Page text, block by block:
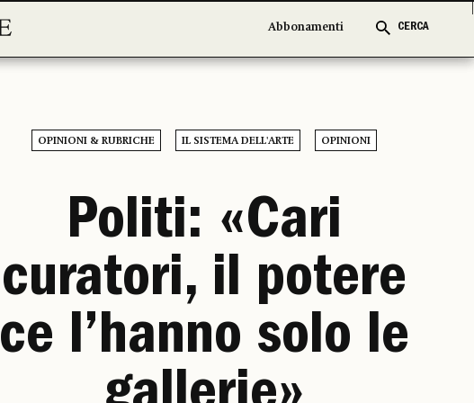
Abbonamenti CERCA
Abbonamenti CERCA
OPINIONI & RUBRICHE IL SISTEMA DELL'ARTE OPINIONI
Politi: «Cari
curatori, il potere
ce l’hanno solo le